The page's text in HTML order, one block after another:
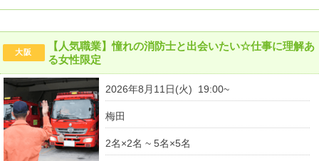
大阪
【人気職業】憧れの消防士と出会いたい☆仕事に理解あ
る女性限定
2026年8月11日(火) 19:00~
梅田
2名×2名 ~ 5名×5名